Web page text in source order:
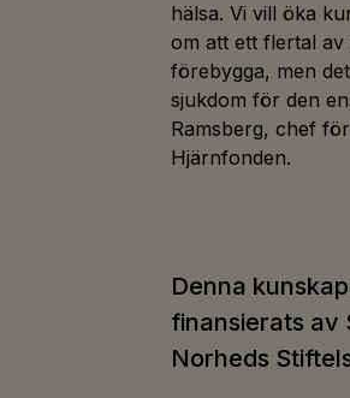
hälsa. Vi vill öka
om att ett flertal av
förebygga, men
sjukdom för den
Ramsberg, chef
Hjärnfonden.
Denna
finansierats av
Norheds